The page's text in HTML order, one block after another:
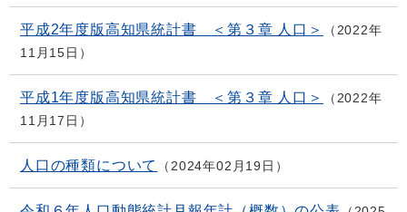
平成2年度版高知県統計書 ＜第３章 人口＞
2022年
11月15日
平成1年度版高知県統計書 ＜第３章 人口＞
2022年
11月17日
人口の種類について 2024年02月19日